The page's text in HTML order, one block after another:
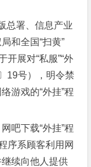
署、信息产业
和全国“扫黄”
开展对“私服”“外
19号），明令禁
游戏的“外挂”程
下载“外挂”程
序系顾客利用网
续向他人提供